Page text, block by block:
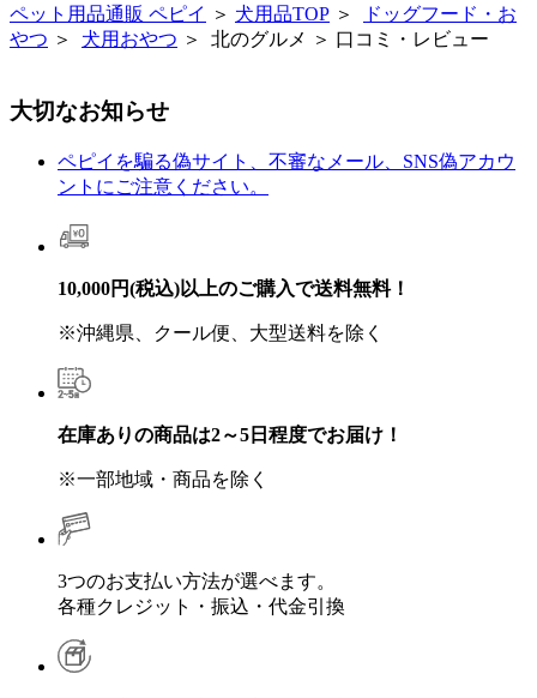
ペット用品通販 ペピイ ＞ 犬用品TOP ＞
ドッグフード・お
やつ ＞ 犬用おやつ ＞ 北のグルメ ＞ 口コミ・レビュー
大切なお知らせ
ペピイを騙る偽サイト、不審なメール、SNS偽アカウ
ントにご注意ください。
10,000円(税込)以上のご購入で送料無料！
※沖縄県、クール便、大型送料を除く
在庫ありの商品は2～5日程度でお届け！
※一部地域・商品を除く
3つのお支払い方法が選べます。
各種クレジット・振込・代金引換